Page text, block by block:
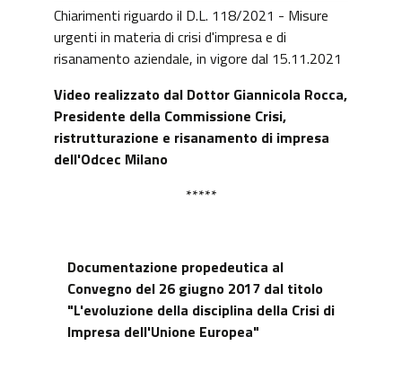
Chiarimenti riguardo il D.L. 118/2021 - Misure
urgenti in materia di crisi d'impresa e di
risanamento aziendale, in vigore dal 15.11.2021
Video realizzato dal Dottor Giannicola Rocca,
Presidente della Commissione Crisi,
ristrutturazione e risanamento di impresa
dell'Odcec Milano
*****
Documentazione propedeutica al
Convegno del 26 giugno 2017 dal titolo
"L'evoluzione della disciplina della Crisi di
Impresa dell'Unione Europea"